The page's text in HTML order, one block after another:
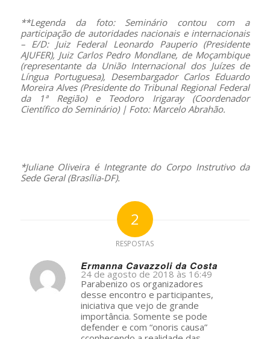
**Legenda da foto: Seminário contou com a
participação de autoridades nacionais e internacionais
– E/D: Juiz Federal Leonardo Pauperio (Presidente
AJUFER), Juiz Carlos Pedro Mondlane, de Moçambique
(representante da União Internacional dos Juízes de
Língua Portuguesa), Desembargador Carlos Eduardo
Moreira Alves (Presidente do Tribunal Regional Federal
da 1ª Região) e Teodoro Irigaray (Coordenador
Científico do Seminário) | Foto: Marcelo Abrahão.
*Juliane Oliveira é Integrante do Corpo Instrutivo da
Sede Geral (Brasília-DF).
2
RESPOSTAS
Ermanna Cavazzoli da Costa
s
ays:
24 de agosto de 2018 às 16:49
Parabenizo os organizadores
desse encontro e participantes,
iniciativa que vejo de grande
importância. Somente se pode
defender e com “onoris causa”